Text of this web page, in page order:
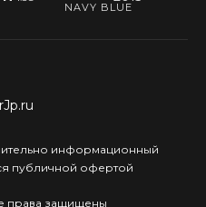
NAVY BLUE
информационный
публичной офертой
права защищены